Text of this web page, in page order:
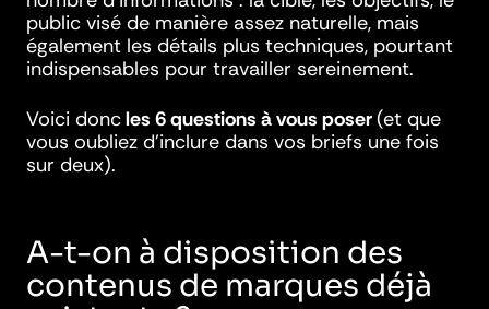
public visé de manière assez naturelle, mais
également les détails plus techniques, pourtant
indispensables pour travailler sereinement.
Voici doncles 6 questions à vous poser(et que
vous oubliez d’inclure dans vos briefs une fois
sur deux).
A-t-on à disposition des
contenus de marques déjà